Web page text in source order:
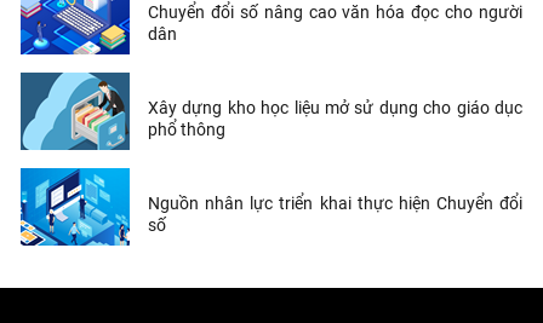
Chuyển đổi số nâng cao văn hóa đọc cho người
dân
Xây dựng kho học liệu mở sử dụng cho giáo dục
phổ thông
Nguồn nhân lực triển khai thực hiện Chuyển đổi
số